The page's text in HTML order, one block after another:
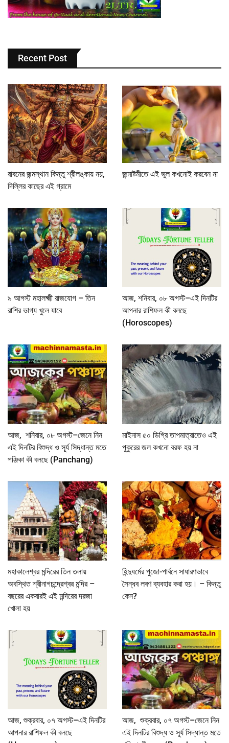
Recent Post
রাবনের জন্মস্থান কিন্তু শ্রীলঙ্কায় নয়,
দিল্লির কাছের এই গ্রামে
জন্মাষ্টমীতে এই ভুল কখনোই করবেন না
৯ আগস্ট মহালক্ষ্মী রাজযোগ – তিন
রাশির ভাগ্য খুলে যাবে
আজ, শনিবার, ০৮ অগস্ট–এই দিনটির
আপনার রাশিফল কী বলছে
(Horoscopes)
আজ, শনিবার, ০৮ অগস্ট–জেনে নিন
এই দিনটির বিশুদ্ধ ও সূর্য সিদ্ধান্ত মতে
পঞ্জিকা কী বলছে (Panchang)
মাইনাস ৫০ ডিগ্রি তাপমাত্রাতেও এই
পুকুরের জল কখনো বরফ হয় না
মহাকালেশ্বর মন্দিরের তিন তলায়
অবস্থিত শ্রীনাগচন্দ্রেশ্বর মন্দির –
বছরের একবারই এই মন্দিরের দরজা
খোলা হয়
হিন্দুধর্মের পুজো-পার্বনে সাধারণভাবে
সৈন্ধব লবণ ব্যবহার করা হয়। – কিন্তু
কেন?
আজ, শুক্রবার, ০৭ অগস্ট–এই দিনটির
আপনার রাশিফল কী বলছে
আজ, শুক্রবার, ০৭ অগস্ট–জেনে নিন
এই দিনটির বিশুদ্ধ ও সূর্য সিদ্ধান্ত মতে